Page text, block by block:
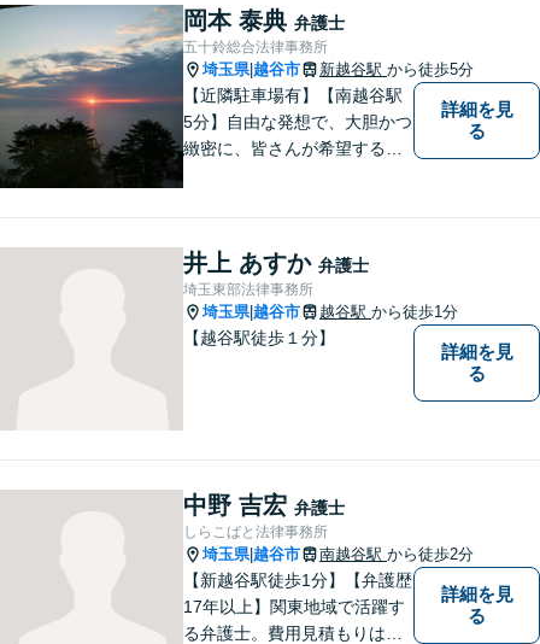
近なお困りごとはお気軽にご
相談ください。
岡本 泰典 弁護士
五十鈴総合法律事務所
埼玉県|越谷市 新越谷駅 から徒歩5分
【近隣駐車場有】【南越谷駅
5分】自由な発想で、大胆かつ
緻密に、皆さんが希望する結
くなります。 お早めにご相談
ください。
詳細を見
る
井上 あすか 弁護士
埼玉東部法律事務所
埼玉県|越谷市 越谷駅 から徒歩1分
【越谷駅徒歩１分】
詳細を見
る
中野 吉宏 弁護士
しらこばと法律事務所
埼玉県|越谷市 南越谷駅 から徒歩2分
【新越谷駅徒歩1分】【弁護歴
17年以上】関東地域で活躍す
る弁護士。費用見積もりは無
詳細を見
る